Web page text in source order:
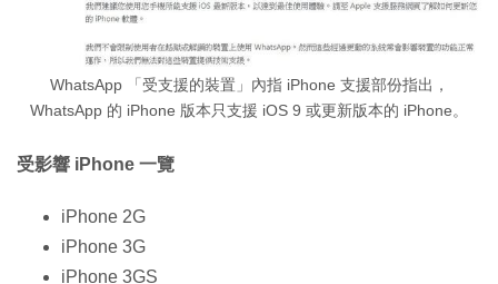
WhatsApp 「受支援的裝置」內指 iPhone 支援部份指出，
WhatsApp 的 iPhone 版本只支援 iOS 9 或更新版本的 iPhone。
受影響 iPhone 一覽
iPhone 2G
iPhone 3G
iPhone 3GS